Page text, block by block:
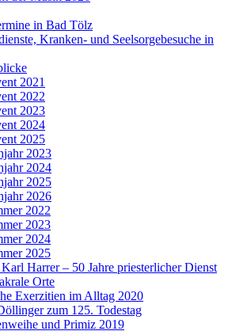
in Bad Tölz
Kranken- und Seelsorgebesuche in
2021
2022
2023
2024
2025
2023
2024
2025
2026
2022
2023
2024
2025
Harrer – 50 Jahre priesterlicher Dienst
Orte
Exerzitien im Alltag 2020
zum 125. Todestag
und Primiz 2019